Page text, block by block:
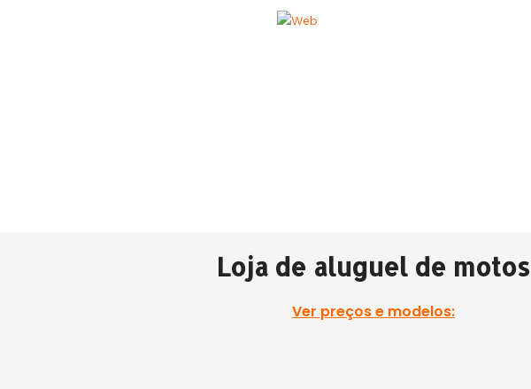
Loja de aluguel de motos
Ver preços e modelos: